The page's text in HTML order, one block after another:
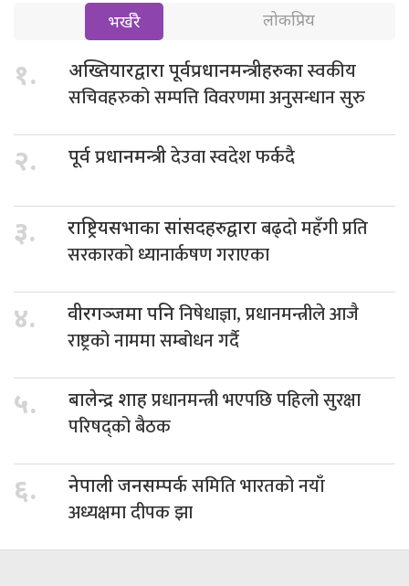
भर्खरै लोकप्रिय
१. अख्तियारद्वारा पूर्वप्रधानमन्त्रीहरुकास्वकीय
सचिवहरुको सम्पत्ति विवरणमा अनुसन्धान सुरु
२. पूर्व प्रधानमन्त्रीदेउवा स्वदेश फर्कदै
३. राष्ट्रियसभाका सांसदहरुद्वाराबढ्दो महँगी प्रति
सरकारको ध्यानार्कषण गराएका
४. वीरगञ्जमा पनिनिषेधाज्ञा, प्रधानमन्त्रीले आजै
राष्ट्रको नाममा सम्बोधन गर्दै
५. बालेन्द्र शाहप्रधानमन्त्री भएपछि पहिलो सुरक्षा
परिषद्को बैठक
६. नेपाली जनसम्पर्कसमिति भारतको नयाँ
अध्यक्षमा दीपक झा